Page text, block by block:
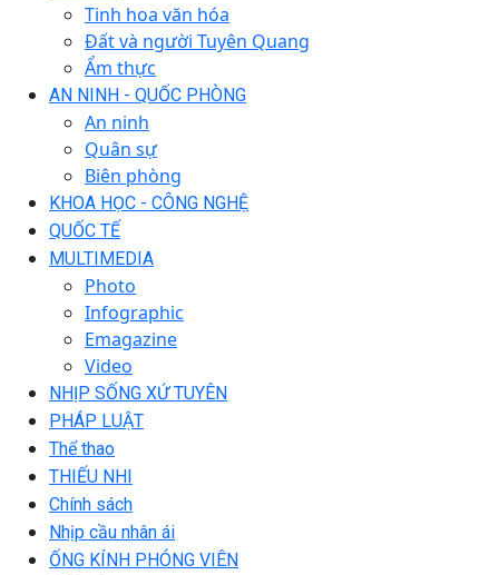
Tinh hoa văn hóa
Đất và người Tuyên Quang
Ẩm thực
AN NINH - QUỐC PHÒNG
An ninh
Quân sự
Biên phòng
KHOA HỌC - CÔNG NGHỆ
QUỐC TẾ
MULTIMEDIA
Photo
Infographic
Emagazine
Video
NHỊP SỐNG XỨ TUYÊN
PHÁP LUẬT
Thể thao
THIẾU NHI
Chính sách
Nhịp cầu nhân ái
ỐNG KÍNH PHÓNG VIÊN